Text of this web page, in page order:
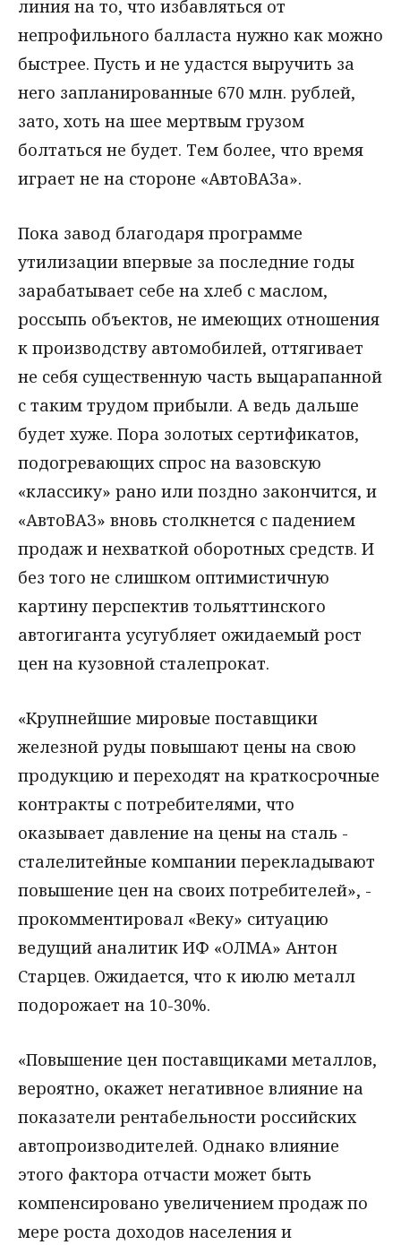
линия на то, что избавляться от
непрофильного балласта нужно как можно
быстрее. Пусть и не удастся выручить за
него запланированные 670 млн. рублей,
зато, хоть на шее мертвым грузом
болтаться не будет. Тем более, что время
играет не на стороне «АвтоВАЗа».
Пока завод благодаря программе
утилизации впервые за последние годы
зарабатывает себе на хлеб с маслом,
россыпь объектов, не имеющих отношения
к производству автомобилей, оттягивает
не себя существенную часть выцарапанной
с таким трудом прибыли. А ведь дальше
будет хуже. Пора золотых сертификатов,
подогревающих спрос на вазовскую
«классику» рано или поздно закончится, и
«АвтоВАЗ» вновь столкнется с падением
продаж и нехваткой оборотных средств. И
без того не слишком оптимистичную
картину перспектив тольяттинского
автогиганта усугубляет ожидаемый рост
цен на кузовной сталепрокат.
«Крупнейшие мировые поставщики
железной руды повышают цены на свою
продукцию и переходят на краткосрочные
контракты с потребителями, что
оказывает давление на цены на сталь -
сталелитейные компании перекладывают
повышение цен на своих потребителей», -
прокомментировал «Веку» ситуацию
ведущий аналитик ИФ «ОЛМА» Антон
Старцев. Ожидается, что к июлю металл
подорожает на 10-30%.
«Повышение цен поставщиками металлов,
вероятно, окажет негативное влияние на
показатели рентабельности российских
автопроизводителей. Однако влияние
этого фактора отчасти может быть
компенсировано увеличением продаж по
мере роста доходов населения и